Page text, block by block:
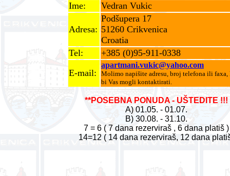
Ime: Vedran Vukic
Adresa:
Podšupera 17
51260 Crikvenica
Croatia
Tel:
+385 (0)95-911-0338
E-mail:
apartmani.vukic@yahoo.com
Molimo napišite adresu, broj telefona ili faxa,
bi Vas mogli kontaktirati.
**POSEBNA PONUDA - UŠTEDITE !!!
A) 01.05. - 01.07.
B) 30.08. - 31.10.
7 = 6 ( 7 dana rezerviraš , 6 dana platiš )
14=12 ( 14 dana rezerviraš, 12 dana